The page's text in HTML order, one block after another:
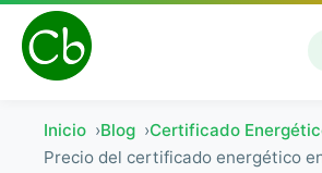
Inicio Blog
Certificado
Precio del certificado energético